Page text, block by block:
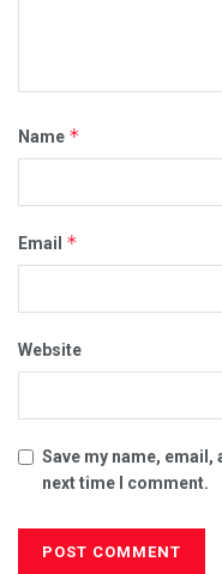
Name *
Email *
Website
Save my name,
next time I comment.